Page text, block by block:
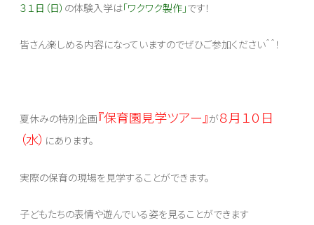
３１日（日） の体験入学は「ワクワク製作」です！
皆さん楽しめる内容になっていますのでぜひご参加ください＾＾！
夏休みの特別企画『保育園見学ツアー』が８月１０日
（水） にあります。
実際の保育の現場を見学することができます。
子どもたちの表情や遊んでいる姿を見ることができます